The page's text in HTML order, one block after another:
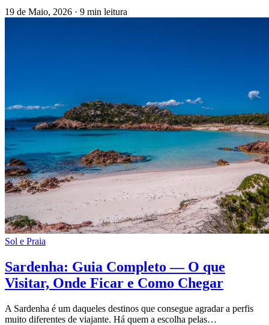
19 de Maio, 2026 · 9 min leitura
Sol e Praia
Sardenha: Guia Completo — O que
Visitar, Onde Ficar e Como Chegar
A Sardenha é um daqueles destinos que consegue agradar a perfis
muito diferentes de viajante. Há quem a escolha pelas…